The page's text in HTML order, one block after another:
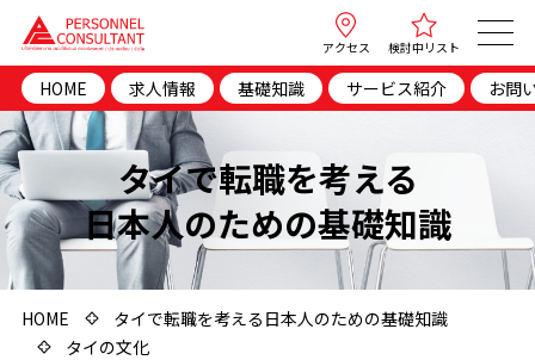
アクセス 検討中リスト
HOME 求人情報 基礎知識 サービス紹介 お問
タイで転職を考える
日本人のための基礎知識
HOME
タイで転職を考える日本人のための基礎知識
タイの文化